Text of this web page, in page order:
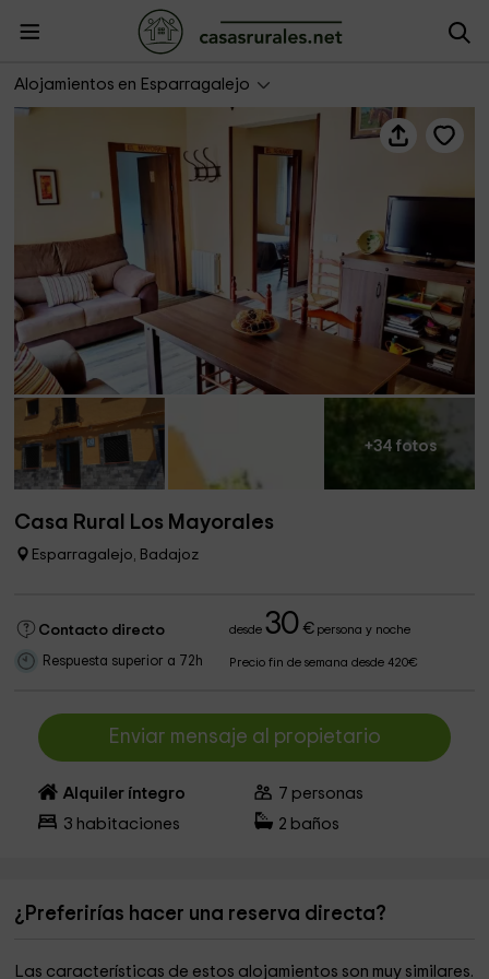
Alojamientos en Esparragalejo
Casa Rural Los Mayorales
+34 fotos
Casa Rural Los Mayorales
Esparragalejo, Badajoz
Contacto directo desde30 €persona y noche
Respuesta superior a 72h Precio fin de semana desde 420€
Enviar mensaje al propietario
Alquiler íntegro 7 personas
3 habitaciones 2 baños
¿Preferirías hacer una reserva directa?
Las características de estos alojamientos son muy similares.